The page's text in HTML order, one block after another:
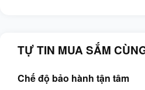
TỰ TIN MUA SẮM
Chế độ bảo hành tận tâm